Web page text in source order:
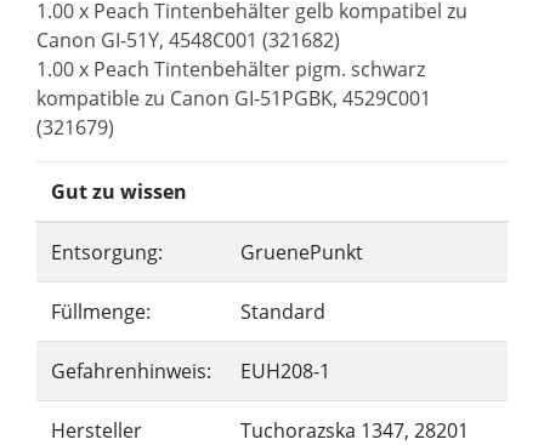
1.00 x Peach Tintenbehälter gelb kompatibel zu
Canon GI-51Y, 4548C001 (321682)
1.00 x Peach Tintenbehälter pigm. schwarz
kompatible zu Canon GI-51PGBK, 4529C001
(321679)
Gut zu wissen
Entsorgung: GruenePunkt
Füllmenge: Standard
Gefahrenhinweis: EUH208-1
Hersteller
Tuchorazska 1347, 28201